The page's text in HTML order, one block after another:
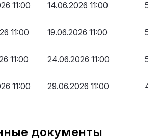
11:00 14.06.2026 11:00
11:00 19.06.2026 11:00
11:00 24.06.2026 11:00
11:00 29.06.2026 11:00
документы